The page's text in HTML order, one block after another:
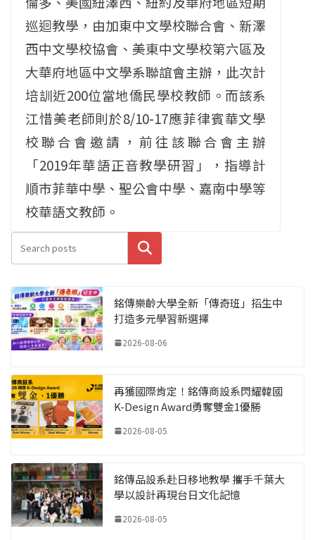
巡迴教學，由加東中文學校聯合會、新澤
西中文學校協會、美東中文學校第六區及
大華府地區中文學系聯誼會主辦，此次計
培訓近200位當地僑民學校教師。而該系
江惜美老師則於8/10-17應菲律賓華文學
校聯合會邀請，前往該聯合會主辦
「2019年華語正音教學研習」，指導計
順市菲華中學、聖公會中學、嘉南中學等
校華語文教師。
搜尋
銘傳樂齡大學全新「傳奇班」招生中
打造多元學習新選擇
2026-08-06
再獲國際肯定！銘傳商設系閃耀韓國
K-Design Award勇奪雙金1優勝
2026-08-05
銘傳品設系赴日移地教學 攜手千葉大
學以設計再現台日文化記憶
2026-08-05